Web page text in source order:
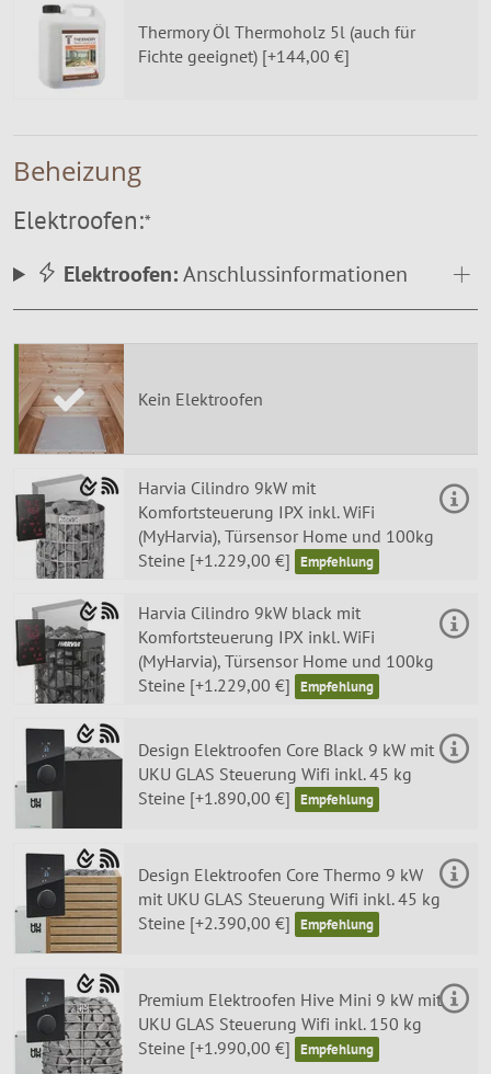
Thermory Öl Thermoholz 5l (auch für
Fichte geeignet) [+144,00 €]
Beheizung
Elektroofen:*
Elektroofen: Anschlussinformationen
Kein Elektroofen
Harvia Cilindro 9kW mit
Komfortsteuerung IPX inkl. WiFi
(MyHarvia), Türsensor Home und 100kg
Steine [+1.229,00 €]
Harvia Cilindro 9kW black mit
Komfortsteuerung IPX inkl. WiFi
(MyHarvia), Türsensor Home und 100kg
Steine [+1.229,00 €]
Design Elektroofen Core Black 9 kW mit
UKU GLAS Steuerung Wifi inkl. 45 kg
Steine [+1.890,00 €]
Design Elektroofen Core Thermo 9 kW
mit UKU GLAS Steuerung Wifi inkl. 45 kg
Steine [+2.390,00 €]
Premium Elektroofen Hive Mini 9 kW mit
UKU GLAS Steuerung Wifi inkl. 150 kg
Steine [+1.990,00 €]